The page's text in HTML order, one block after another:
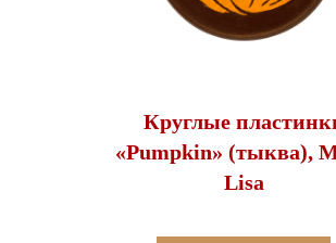
Круглые
«Pumpkin» (тыква),
Lisa